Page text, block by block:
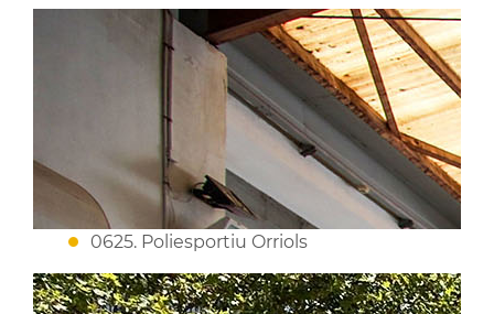
0625. Poliesportiu Orriols